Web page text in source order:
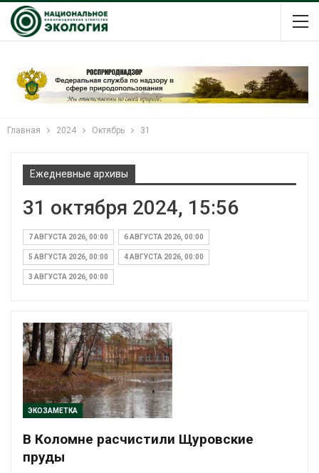
Главная 2024 Октябрь 31
Ежедневные архивы
31 октября 2024, 15:56
7 АВГУСТА 2026, 00:00 6 АВГУСТА 2026, 00:00
5 АВГУСТА 2026, 00:00 4 АВГУСТА 2026, 00:00
3 АВГУСТА 2026, 00:00
ЭКОЗАМЕТКА
В Коломне расчистили Щуровские
пруды